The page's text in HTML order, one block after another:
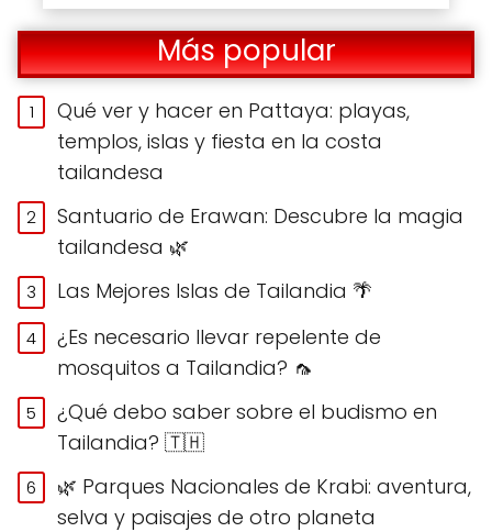
Más popular
Qué ver y hacer en Pattaya: playas,
templos, islas y fiesta en la costa
tailandesa
Santuario de Erawan: Descubre la magia
tailandesa 🌿
Las Mejores Islas de Tailandia 🌴
¿Es necesario llevar repelente de
mosquitos a Tailandia? 🦟
¿Qué debo saber sobre el budismo en
Tailandia? 🇹🇭
🌿 Parques Nacionales de Krabi: aventura,
selva y paisajes de otro planeta